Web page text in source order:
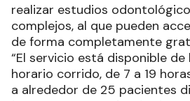
realizar estudios
complejos, al que pueden
de forma completamente
“El servicio está disponible de
horario corrido, de 7 a 19
a alrededor de 25 pacientes